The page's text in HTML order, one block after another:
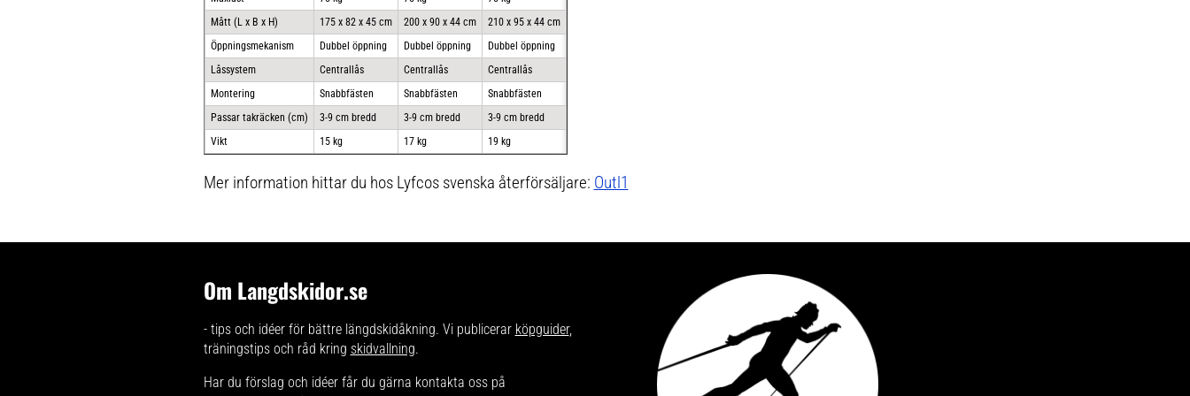
Mått (L x B x H)
175 x 82 x 45 cm 200 x 90 x 44 cm
210 x 95 x 44 cm
Öppningsmekanism
Dubbel öppning Dubbel öppning
Dubbel öppning
Låssystem
Centrallås Centrallås
Centrallås
Montering
Snabbfästen Snabbfästen
Snabbfästen
Passar takräcken (cm)
3-9 cm bredd 3-9 cm bredd
3-9 cm bredd
Vikt
15 kg 17 kg 19 kg
Mer information hittar du hos Lyfcos svenska återförsäljare: Outl1
Om Langdskidor.se
- tips och idéer för bättre längdskidåkning. Vi publicerar köpguider,
träningstips och råd kring skidvallning.
Har du förslag och idéer får du gärna kontakta oss på